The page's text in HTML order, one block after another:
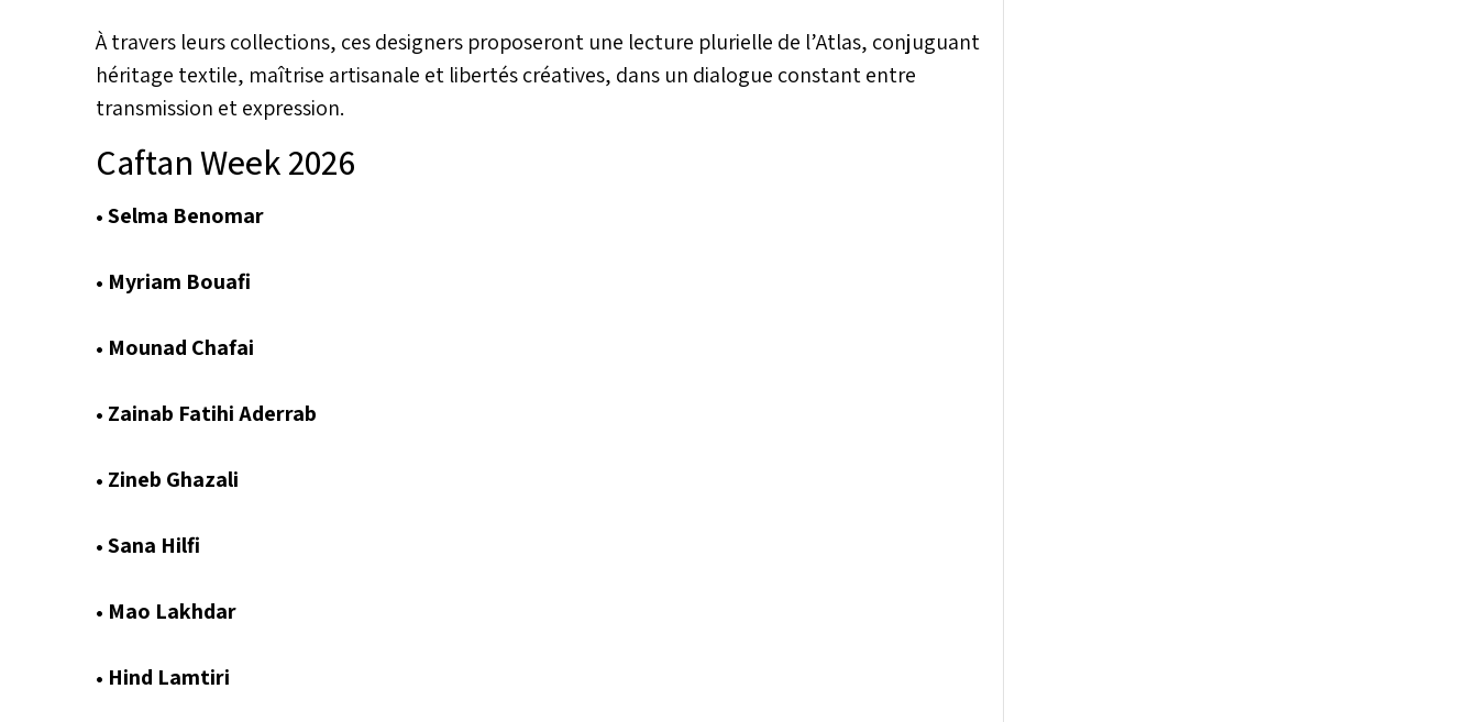
À travers leurs collections, ces designers proposeront une lecture plurielle de l’Atlas, conjuguant
héritage textile, maîtrise artisanale et libertés créatives, dans un dialogue constant entre
transmission et expression.
Caftan Week 2026
• Selma Benomar
• Myriam Bouafi
• Mounad Chafai
• Zainab Fatihi Aderrab
• Zineb Ghazali
• Sana Hilfi
• Mao Lakhdar
• Hind Lamtiri